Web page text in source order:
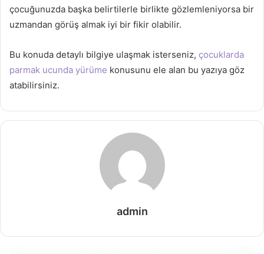
çocuğunuzda başka belirtilerle birlikte gözlemleniyorsa bir
uzmandan görüş almak iyi bir fikir olabilir.
Bu konuda detaylı bilgiye ulaşmak isterseniz, çocuklarda
parmak ucunda yürüme konusunu ele alan bu yazıya göz
atabilirsiniz.
admin